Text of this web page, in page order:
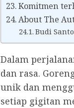
Komitmen
About The
Budi
Dalam
dan rasa.
unik dan
setiap gigitan